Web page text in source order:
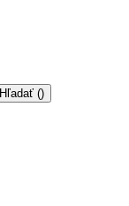
Hľadať ()